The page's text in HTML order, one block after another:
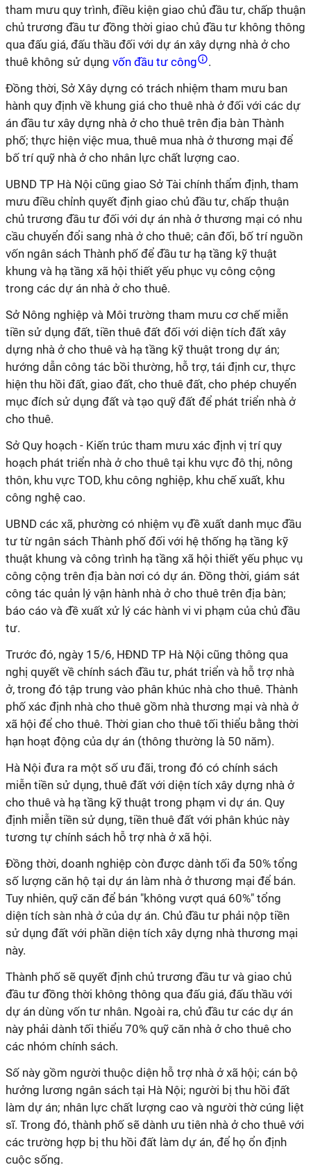
tham mưu quy trình, điều kiện giao chủ đầu tư, chấp thuận
chủ trương đầu tư đồng thời giao chủ đầu tư không thông
qua đấu giá, đấu thầu đối với dự án xây dựng nhà ở cho
thuê không sử dụng vốn đầu tư công
.
Đồng thời, Sở Xây dựng có trách nhiệm tham mưu ban
hành quy định về khung giá cho thuê nhà ở đối với các dự
án đầu tư xây dựng nhà ở cho thuê trên địa bàn Thành
phố; thực hiện việc mua, thuê mua nhà ở thương mại để
bố trí quỹ nhà ở cho nhân lực chất lượng cao.
UBND TP Hà Nội cũng giao Sở Tài chính thẩm định, tham
mưu điều chỉnh quyết định giao chủ đầu tư, chấp thuận
chủ trương đầu tư đối với dự án nhà ở thương mại có nhu
cầu chuyển đổi sang nhà ở cho thuê; cân đối, bố trí nguồn
vốn ngân sách Thành phố để đầu tư hạ tầng kỹ thuật
khung và hạ tầng xã hội thiết yếu phục vụ công cộng
trong các dự án nhà ở cho thuê.
Sở Nông nghiệp và Môi trường tham mưu cơ chế miễn
tiền sử dụng đất, tiền thuê đất đối với diện tích đất xây
dựng nhà ở cho thuê và hạ tầng kỹ thuật trong dự án;
hướng dẫn công tác bồi thường, hỗ trợ, tái định cư, thực
hiện thu hồi đất, giao đất, cho thuê đất, cho phép chuyển
mục đích sử dụng đất và tạo quỹ đất để phát triển nhà ở
cho thuê.
Sở Quy hoạch - Kiến trúc tham mưu xác định vị trí quy
hoạch phát triển nhà ở cho thuê tại khu vực đô thị, nông
thôn, khu vực TOD, khu công nghiệp, khu chế xuất, khu
công nghệ cao.
UBND các xã, phường có nhiệm vụ đề xuất danh mục đầu
tư từ ngân sách Thành phố đối với hệ thống hạ tầng kỹ
thuật khung và công trình hạ tầng xã hội thiết yếu phục vụ
công cộng trên địa bàn nơi có dự án. Đồng thời, giám sát
công tác quản lý vận hành nhà ở cho thuê trên địa bàn;
báo cáo và đề xuất xử lý các hành vi vi phạm của chủ đầu
tư.
Trước đó, ngày 15/6, HĐND TP Hà Nội cũng thông qua
nghị quyết về chính sách đầu tư, phát triển và hỗ trợ nhà
ở, trong đó tập trung vào phân khúc nhà cho thuê. Thành
phố xác định nhà cho thuê gồm nhà thương mại và nhà ở
xã hội để cho thuê. Thời gian cho thuê tối thiểu bằng thời
hạn hoạt động của dự án (thông thường là 50 năm).
Hà Nội đưa ra một số ưu đãi, trong đó có chính sách
miễn tiền sử dụng, thuê đất với diện tích xây dựng nhà ở
cho thuê và hạ tầng kỹ thuật trong phạm vi dự án. Quy
định miễn tiền sử dụng, tiền thuê đất với phân khúc này
tương tự chính sách hỗ trợ nhà ở xã hội.
Đồng thời, doanh nghiệp còn được dành tối đa 50% tổng
số lượng căn hộ tại dự án làm nhà ở thương mại để bán.
Tuy nhiên, quỹ căn để bán "không vượt quá 60%" tổng
diện tích sàn nhà ở của dự án. Chủ đầu tư phải nộp tiền
sử dụng đất với phần diện tích xây dựng nhà thương mại
này.
Thành phố sẽ quyết định chủ trương đầu tư và giao chủ
đầu tư đồng thời không thông qua đấu giá, đấu thầu với
dự án dùng vốn tư nhân. Ngoài ra, chủ đầu tư các dự án
này phải dành tối thiểu 70% quỹ căn nhà ở cho thuê cho
các nhóm chính sách.
Số này gồm người thuộc diện hỗ trợ nhà ở xã hội; cán bộ
hưởng lương ngân sách tại Hà Nội; người bị thu hồi đất
làm dự án; nhân lực chất lượng cao và người thờ cúng liệt
sĩ. Trong đó, thành phố sẽ dành ưu tiên nhà ở cho thuê với
các trường hợp bị thu hồi đất làm dự án, để họ ổn định
cuộc sống.